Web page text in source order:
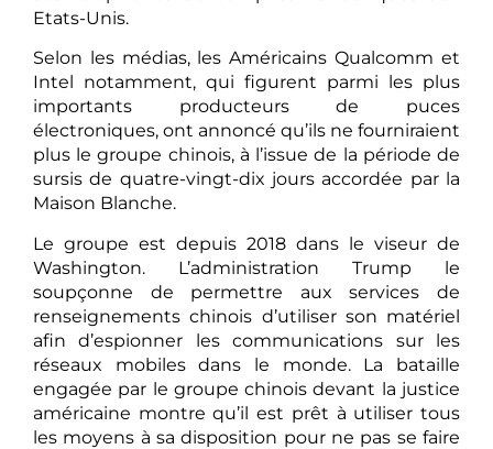
Etats-Unis.
Selon les médias, les Américains Qualcomm et
Intel notamment, qui figurent parmi les plus
importants producteurs de puces
électroniques, ont annoncé qu’ils ne fourniraient
plus le groupe chinois, à l’issue de la période de
sursis de quatre-vingt-dix jours accordée par la
Maison Blanche.
Le groupe est depuis 2018 dans le viseur de
Washington. L’administration Trump le
soupçonne de permettre aux services de
renseignements chinois d’utiliser son matériel
afin d’espionner les communications sur les
réseaux mobiles dans le monde. La bataille
engagée par le groupe chinois devant la justice
américaine montre qu’il est prêt à utiliser tous
les moyens à sa disposition pour ne pas se faire